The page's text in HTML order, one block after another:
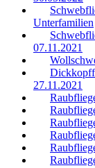
Unterfamilien
07.11.2021
27.11.2021